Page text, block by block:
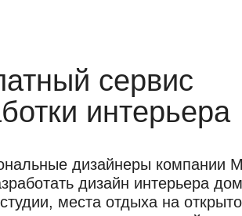
сервис
интерьера
дизайнеры компании
дизайн интерьера
места отдыха на